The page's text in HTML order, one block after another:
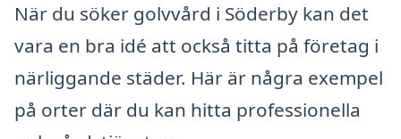
När du söker golvvård i Söderby kan det
vara en bra idé att också titta på företag i
närliggande städer. Här är några exempel
på orter där du kan hitta professionella